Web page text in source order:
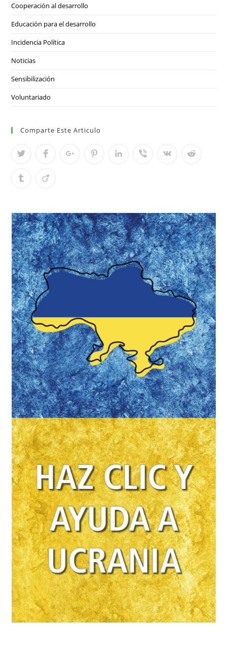
Cooperación al desarrollo
Educación para el desarrollo
Incidencia Política
Noticias
Sensibilización
Voluntariado
Comparte Este Articulo